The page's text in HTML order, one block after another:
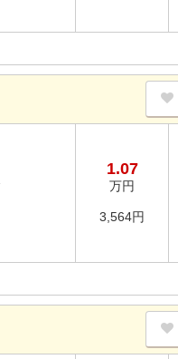
1.07
万円
3,564円